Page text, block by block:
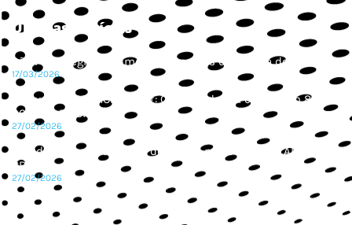
Últimas Notícias
São Paulo registra aumento de provas de corrida de rua
17/03/2026
4º Summit ABRACEO/CBAt: Corridas de rua cresceram 85% em
2025 no Brasil
27/02/2026
Corrida Segura é tema de destaque no 4º Summit ABRACEO
CBAt
27/02/2026